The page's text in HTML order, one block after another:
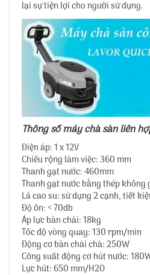
lại sự tiện lợi cho người sử dụng.
Thông số máy chà sàn liên
Điện áp: 1 x 12V
Chiều rộng làm việc: 360 mm
Thanh gạt nước: 460mm
Thanh gạt nước bằng thép không
Lá cao su: sử dụng 2 cạnh, tiết
Độ ồn: < 70db
Áp lực bàn chải: 18kg
Tốc độ vòng quay: 130 rpm/min
Động cơ bàn chải chà: 250W
Công suất động cơ hút nước:
Lực hút: 650 mm/H2O